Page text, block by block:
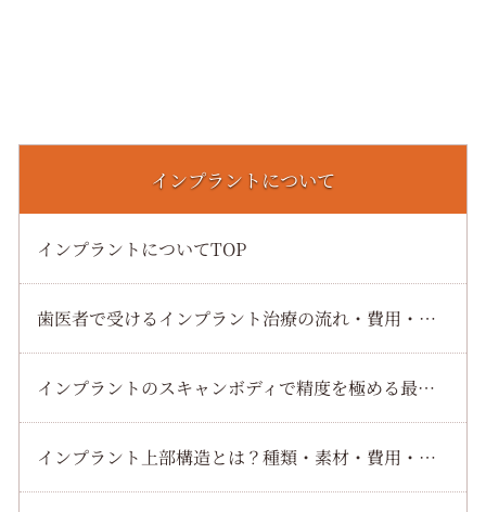
インプラントについて
インプラントについてTOP
歯医者で受けるインプラント治療の流れ・費用・術後ケアまで初心者向けに徹底解説
インプラントのスキャンボディで精度を極める最新ワークフローと選び方
インプラント上部構造とは？種類・素材・費用・交換時期までわかりやすく解説